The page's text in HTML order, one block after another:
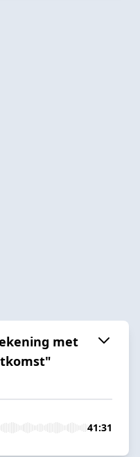
met
41:31